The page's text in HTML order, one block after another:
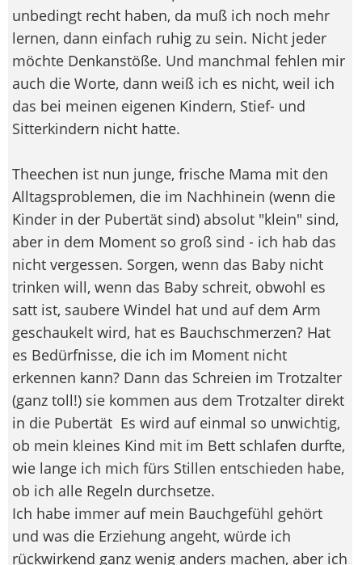
unbedingt recht haben, da muß ich noch mehr
lernen, dann einfach ruhig zu sein. Nicht jeder
möchte Denkanstöße. Und manchmal fehlen mir
auch die Worte, dann weiß ich es nicht, weil ich
das bei meinen eigenen Kindern, Stief- und
Sitterkindern nicht hatte.
Theechen ist nun junge, frische Mama mit den
Alltagsproblemen, die im Nachhinein (wenn die
Kinder in der Pubertät sind) absolut "klein" sind,
aber in dem Moment so groß sind - ich hab das
nicht vergessen. Sorgen, wenn das Baby nicht
trinken will, wenn das Baby schreit, obwohl es
satt ist, saubere Windel hat und auf dem Arm
geschaukelt wird, hat es Bauchschmerzen? Hat
es Bedürfnisse, die ich im Moment nicht
erkennen kann? Dann das Schreien im Trotzalter
(ganz toll!) sie kommen aus dem Trotzalter direkt
in die Pubertät Es wird auf einmal so unwichtig,
ob mein kleines Kind mit im Bett schlafen durfte,
wie lange ich mich fürs Stillen entschieden habe,
ob ich alle Regeln durchsetze.
Ich habe immer auf mein Bauchgefühl gehört
und was die Erziehung angeht, würde ich
rückwirkend ganz wenig anders machen, aber ich